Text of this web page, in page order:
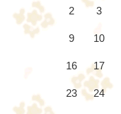
2 3
9 10
16 17
23 24